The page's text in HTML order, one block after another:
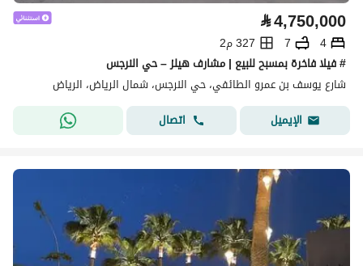
⃁4,750,000
4
7
327 م2
# فيلا فاخرة بمسبح للبيع | مشارف هيلز – حي النرجس
شارع يوسف بن عمرو الطائفي، حي النرجس، شمال الرياض، الرياض
الإيميل
اتصال